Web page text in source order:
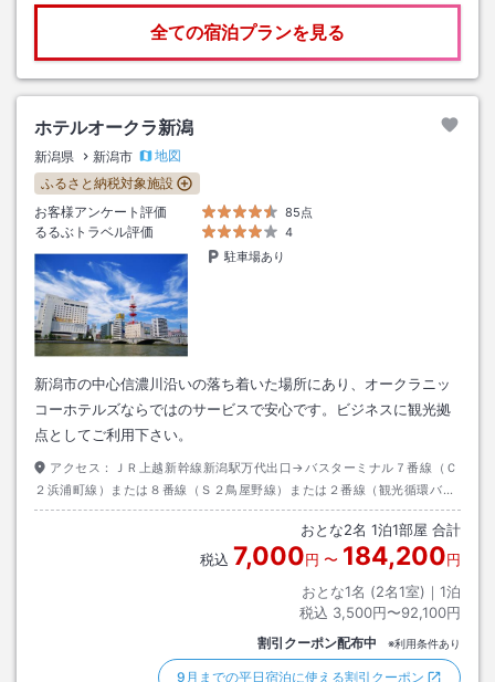
全ての宿泊プランを見る
ホテルオークラ新潟
新潟県 新潟市
地図
ふるさと納税対象施設
お客様アンケート評価
85点
るるぶトラベル評価
4
駐車場あり
新潟市の中心信濃川沿いの落ち着いた場所にあり、オークラニッ
コーホテルズならではのサービスで安心です。ビジネスに観光拠
点としてご利用下さい。
アクセス：
ＪＲ上越新幹線新潟駅万代出口→バスターミナル７番線（Ｃ
２浜浦町線）または８番線（Ｓ２鳥屋野線）または２番線（観光循環バ
ス）より約５分→バス停「礎町」下車→ホテルまで徒歩約２分
おとな2名 1泊1部屋 合計
税込 7,000円 〜 184,200円
おとな1名 (2名1室)｜ 1泊
税込 3,500円〜92,100円
割引クーポン配布中 ※利用条件あり
9月までの平日宿泊に使える割引クーポン